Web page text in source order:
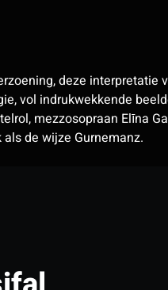
deze
vol indrukwekkende
mezzosopraan Elīna
de wijze Gurnemanz.